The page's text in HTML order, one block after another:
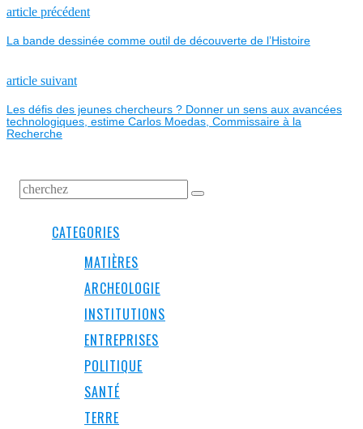
NAVIGATION
DE
L’ARTICLE
article précédentPrevious
La bande dessinée comme outil de découverte de l’Histoire
article suivantNext
Les défis des jeunes chercheurs ? Donner un sens aux avancées
technologiques, estime Carlos Moedas, Commissaire à la
Recherche
CATEGORIES
MATIÈRES
ARCHEOLOGIE
INSTITUTIONS
ENTREPRISES
POLITIQUE
SANTÉ
TERRE